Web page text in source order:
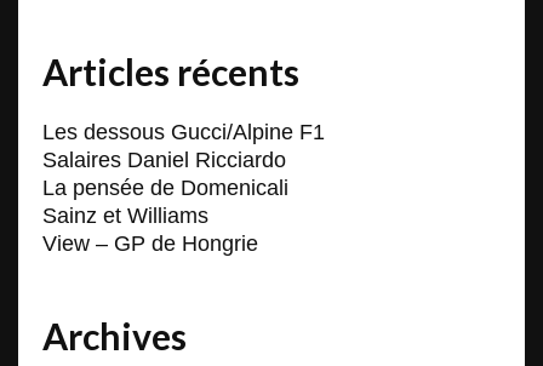
Articles récents
Les dessous Gucci/Alpine F1
Salaires Daniel Ricciardo
La pensée de Domenicali
Sainz et Williams
View – GP de Hongrie
Archives